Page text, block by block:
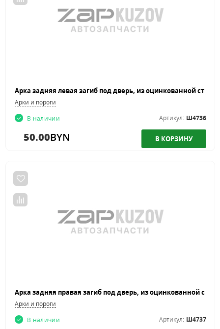
Арки и пороги
В наличии
Артикул: Ш4736
50.00BYN
Арки и пороги
В наличии
Артикул: Ш4737